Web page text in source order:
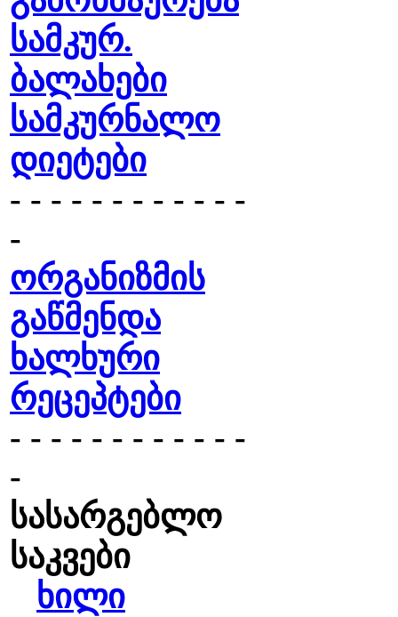
სამკურ.
ბალახები
სამკურნალო
დიეტები
- - - - - - - - - - - -
-
ორგანიზმის
გაწმენდა
ხალხური
რეცეპტები
- - - - - - - - - - - -
-
სასარგებლო
საკვები
ხილი